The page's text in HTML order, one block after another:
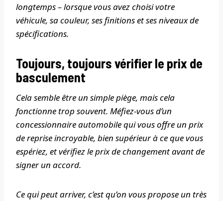
longtemps – lorsque vous avez choisi votre
véhicule, sa couleur, ses finitions et ses niveaux de
spécifications.
Toujours, toujours vérifier le prix de
basculement
Cela semble être un simple piège, mais cela
fonctionne trop souvent. Méfiez-vous d’un
concessionnaire automobile qui vous offre un prix
de reprise incroyable, bien supérieur à ce que vous
espériez, et vérifiez le prix de changement avant de
signer un accord.
Ce qui peut arriver, c’est qu’on vous propose un très